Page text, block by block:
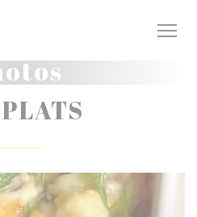
matière de cookies